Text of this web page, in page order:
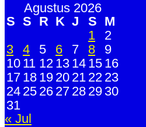
Agustus 2026
S S R K J S M
1
2
3
4 5 6 7 8
9
10 11 12 13 14 15 16
17 18 19 20 21 22 23
24 25 26 27 28 29 30
31
« Jul